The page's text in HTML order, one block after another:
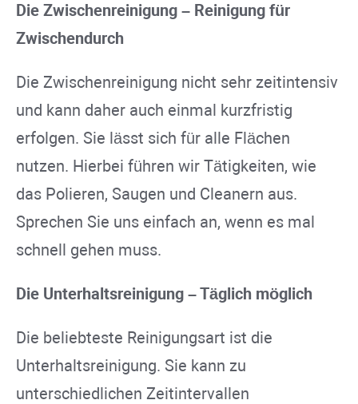
Die Zwischenreinigung – Reinigung für
Zwischendurch
Die Zwischenreinigung nicht sehr zeitintensiv
und kann daher auch einmal kurzfristig
erfolgen. Sie lässt sich für alle Flächen
nutzen. Hierbei führen wir Tätigkeiten, wie
das Polieren, Saugen und Cleanern aus.
Sprechen Sie uns einfach an, wenn es mal
schnell gehen muss.
Die Unterhaltsreinigung – Täglich möglich
Die beliebteste Reinigungsart ist die
Unterhaltsreinigung. Sie kann zu
unterschiedlichen Zeitintervallen